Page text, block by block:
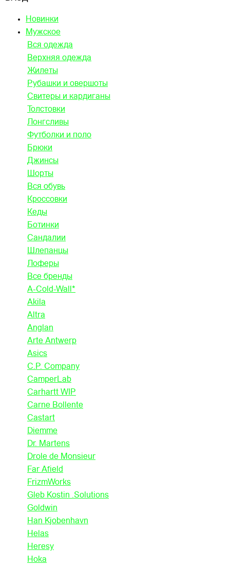
Новинки
Мужское
Вся одежда
Верхняя одежда
Жилеты
Рубашки и овершоты
Свитеры и кардиганы
Толстовки
Лонгсливы
Футболки и поло
Брюки
Джинсы
Шорты
Вся обувь
Кроссовки
Кеды
Ботинки
Сандалии
Шлепанцы
Лоферы
Все бренды
A-Cold-Wall*
Akila
Altra
Anglan
Arte Antwerp
Asics
C.P. Company
CamperLab
Carhartt WIP
Carne Bollente
Castart
Diemme
Dr. Martens
Drole de Monsieur
Far Afield
FrizmWorks
Gleb Kostin .Solutions
Goldwin
Han Kjobenhavn
Helas
Heresy
Hoka